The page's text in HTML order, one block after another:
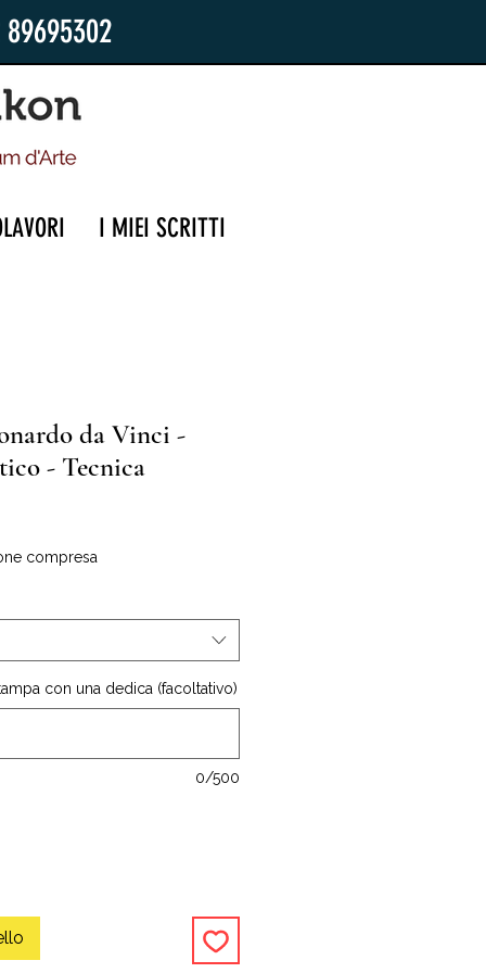
I MIEI SCRITTI
da Vinci -
- Tecnica
compresa
con una dedica (facoltativo)
0/500